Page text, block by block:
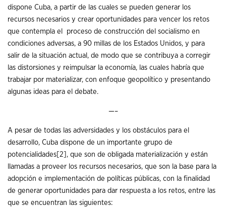
dispone Cuba, a partir de las cuales se pueden generar los
recursos necesarios y crear oportunidades para vencer los retos
que contempla el proceso de construcción del socialismo en
condiciones adversas, a 90 millas de los Estados Unidos, y para
salir de la situación actual, de modo que se contribuya a corregir
las distorsiones y reimpulsar la economía, las cuales habría que
trabajar por materializar, con enfoque geopolítico y presentando
algunas ideas para el debate.
—–
A pesar de todas las adversidades y los obstáculos para el
desarrollo, Cuba dispone de un importante grupo de
potencialidades [2] , que son de obligada materialización y están
llamadas a proveer los recursos necesarios, que son la base para la
adopción e implementación de políticas públicas, con la finalidad
de generar oportunidades para dar respuesta a los retos, entre las
que se encuentran las siguientes: